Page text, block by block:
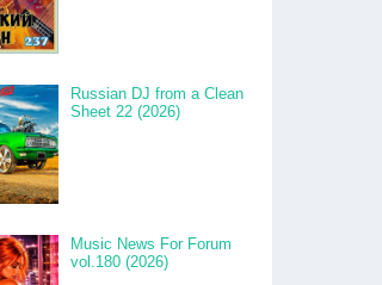
Russian DJ from a Clean
Sheet 22 (2026)
Music News For Forum
vol.180 (2026)